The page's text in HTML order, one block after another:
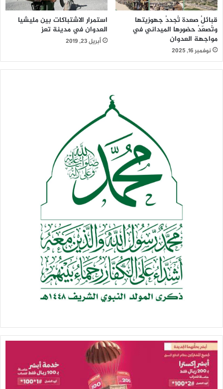
قبائلُ صعدة تُجددُ جهوزيتها
وتُصعّدُ حضورها الميداني في
مواجهة العدوان
نوفمبر 16, 2025
استمرار الاشتباكات بين مليشيا
العدوان في مدينة تعز
أبريل 23, 2019